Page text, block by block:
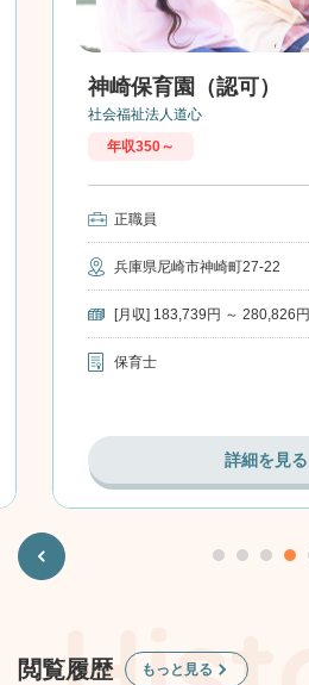
Previous
神崎保育園（認可）
社会福祉法人道心
年収350～
正職員
兵庫県尼崎市神崎町27-22
[月収] 183,739円 ～ 280,826円
保育士
詳細を見る
閲覧履歴 もっと見る